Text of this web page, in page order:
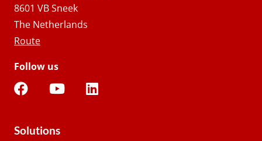
8601 VB Sneek
The Netherlands
Route
Follow us
Solutions